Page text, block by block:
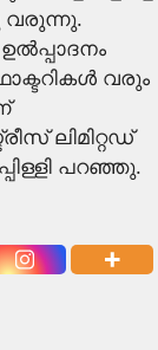
വരുന്നു.
വരും
ലിമിറ്റഡ്
പറഞ്ഞു.